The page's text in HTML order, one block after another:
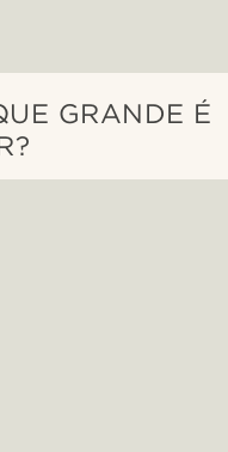
GRANDE É